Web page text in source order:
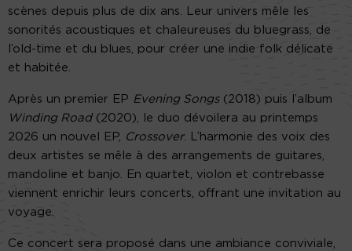
scènes depuis plus de dix ans. Leur univers mêle les
sonorités acoustiques et chaleureuses du bluegrass, de
l’old-time et du blues, pour créer une indie folk délicate
et habitée.
Après un premier EP Evening Songs(2018) puis l’album
Winding Road(2020), le duo dévoilera au printemps
2026 un nouvel EP, Crossover. L’harmonie des voix des
deux artistes se mêle à des arrangements de guitares,
mandoline et banjo. En quartet, violon et contrebasse
viennent enrichir leurs concerts, offrant une invitation au
voyage.
Ce concert sera proposé dans une ambiance conviviale,